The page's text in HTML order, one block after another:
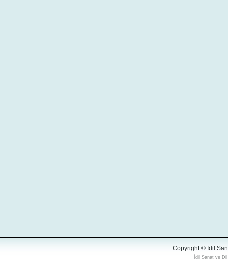
Copyright © İdil
İdil Sanat ve